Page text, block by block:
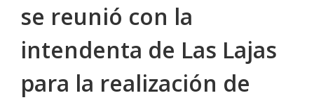
se reunió con la
intendenta de Las Lajas
para la realización de